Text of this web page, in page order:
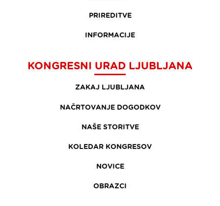
PRIREDITVE
INFORMACIJE
KONGRESNI URAD LJUBLJANA
ZAKAJ LJUBLJANA
NAČRTOVANJE DOGODKOV
NAŠE STORITVE
KOLEDAR KONGRESOV
NOVICE
OBRAZCI